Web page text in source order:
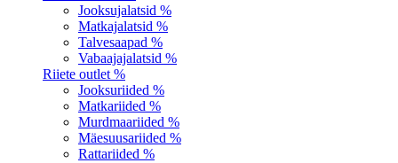
Jooksujalatsid %
Matkajalatsid %
Talvesaapad %
Vabaajajalatsid %
Riiete outlet %
Jooksuriided %
Matkariided %
Murdmaariided %
Mäesuusariided %
Rattariided %